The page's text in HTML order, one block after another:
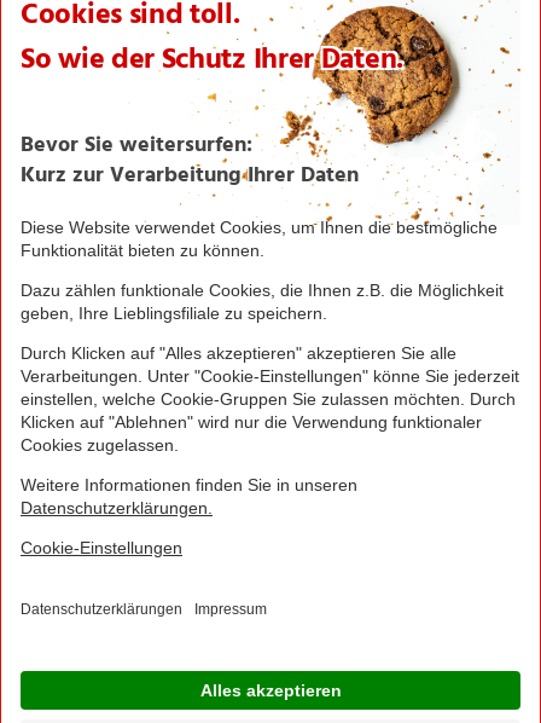
Karriere
Verantwortung/CSR
NORMA News
Seite drucken
Nach oben
Greifen Sie schnell zu! Alle angegebenen Preise in
Irrtümer durch Schreib-, Programmier- und
Datenübertragungsfehler sind vorbehalten.
© 2016 - 2026 NORMA Lebensmittelfilialbetrieb
Stiftung & Co. KG
Sitemap Kontakt
Barrierefreiheitserklärung Compliance
Jetzt Ihre NORMA Filiale auswählen und noch
mehr Angebote entdecken!
Geben Sie über "Meine Filiale" Ihre PLZ ein und sehen Sie alle Angebote aus Ihrer